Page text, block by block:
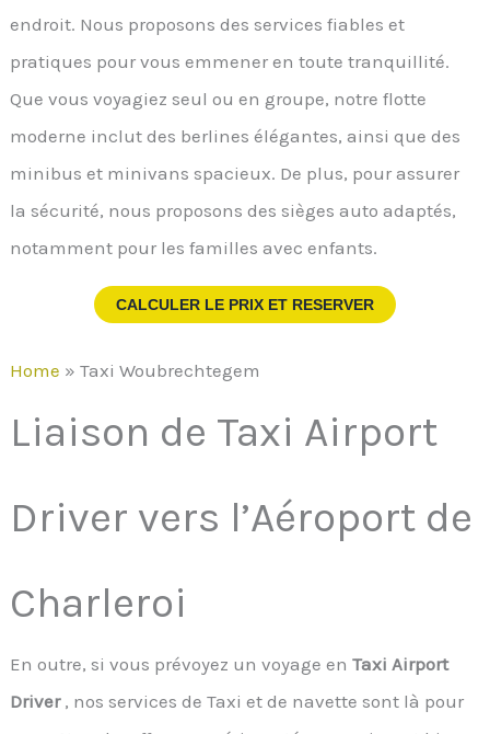
endroit. Nous proposons des services fiables et
pratiques pour vous emmener en toute tranquillité.
Que vous voyagiez seul ou en groupe, notre flotte
moderne inclut des berlines élégantes, ainsi que des
minibus et minivans spacieux. De plus, pour assurer
la sécurité, nous proposons des sièges auto adaptés,
notamment pour les familles avec enfants.
CALCULER LE PRIX ET RESERVER
Home »Taxi Woubrechtegem
Liaison de Taxi Airport
Driver vers l’Aéroport de
Charleroi
En outre, si vous prévoyez un voyage en Taxi Airport
Driver, nos services de Taxi et de navette sont là pour